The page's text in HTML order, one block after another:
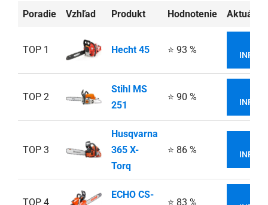
Poradie Vzhľad Produkt Hodnotenie Aktuálna
TOP 1 Hecht 45 ⭐ 93 %
TOP 2
Stihl MS
251
⭐ 90 %
TOP 3
Husqvarna
365 X-
Torq
⭐ 86 %
TOP 4
ECHO CS-
⭐ 83 %